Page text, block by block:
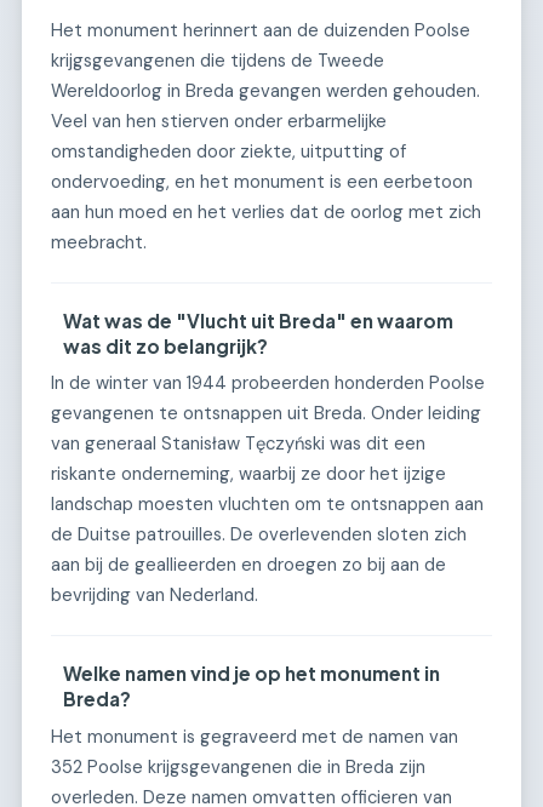
Het monument herinnert aan de duizenden Poolse
krijgsgevangenen die tijdens de Tweede
Wereldoorlog in Breda gevangen werden gehouden.
Veel van hen stierven onder erbarmelijke
omstandigheden door ziekte, uitputting of
ondervoeding, en het monument is een eerbetoon
aan hun moed en het verlies dat de oorlog met zich
meebracht.
Wat was de "Vlucht uit Breda" en waarom
was dit zo belangrijk?
In de winter van 1944 probeerden honderden Poolse
gevangenen te ontsnappen uit Breda. Onder leiding
van generaal Stanisław Tęczyński was dit een
riskante onderneming, waarbij ze door het ijzige
landschap moesten vluchten om te ontsnappen aan
de Duitse patrouilles. De overlevenden sloten zich
aan bij de geallieerden en droegen zo bij aan de
bevrijding van Nederland.
Welke namen vind je op het monument in
Breda?
Het monument is gegraveerd met de namen van
352 Poolse krijgsgevangenen die in Breda zijn
overleden. Deze namen omvatten officieren van